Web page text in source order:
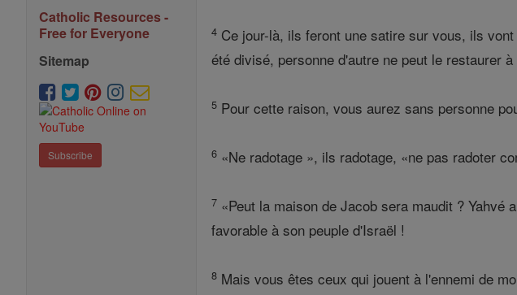
Catholic Resources -
Free for Everyone
Sitemap
Subscribe
4 Ce jour-là, ils feront une satire sur vous, ils
été divisé, personne d'autre ne peut le restaurer
5 Pour cette raison, vous aurez sans personne
6 «Ne radotage », ils radotage, «ne pas radoter
7 «Peut la maison de Jacob sera maudit ?
favorable à son peuple d'Israël !
8 Mais vous êtes ceux qui jouent à l'ennemi de